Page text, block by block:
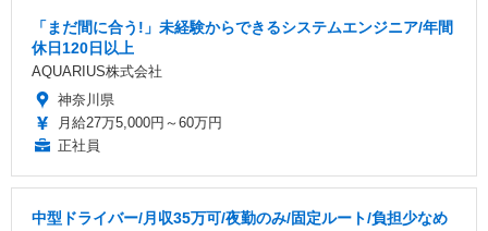
「まだ間に合う!」未経験からできるシステムエンジニア/年間
休日120日以上
AQUARIUS株式会社
神奈川県
月給27万5,000円～60万円
正社員
中型ドライバー/月収35万可/夜勤のみ/固定ルート/負担少なめ